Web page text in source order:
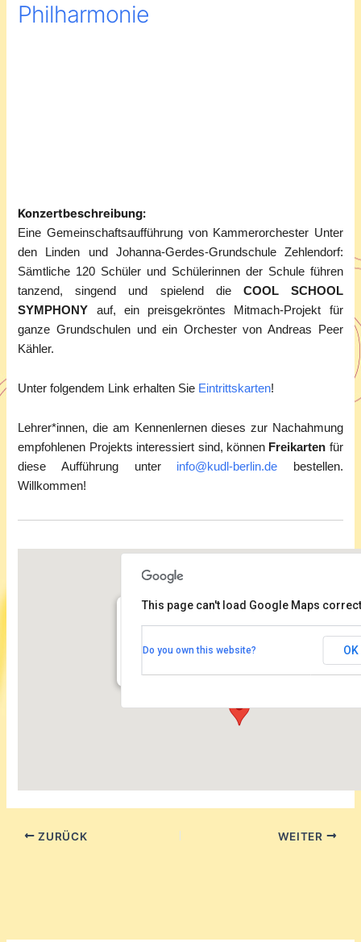
Philharmonie
Konzertbeschreibung:
Eine Gemeinschaftsaufführung von Kammerorchester Unter
den Linden und Johanna-Gerdes-Grundschule Zehlendorf:
Sämtliche 120 Schüler und Schülerinnen der Schule führen
tanzend, singend und spielend die COOL SCHOOL
SYMPHONY auf, ein preisgekröntes Mitmach-Projekt für
ganze Grundschulen und ein Orchester von Andreas Peer
Kähler.
Unter folgendem Link erhalten Sie Eintrittskarten!
Lehrer*innen, die am Kennenlernen dieses zur Nachahmung
empfohlenen Projekts interessiert sind, können Freikarten für
diese Aufführung unter info@kudl-berlin.de bestellen.
Willkommen!
Herbert von Karajan Straße 1 - Berlin
This page can't load Google Maps
Do you own this website? OK
ZURÜCK WEITER